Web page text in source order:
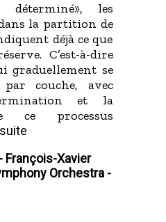
déterminé», les
la partition de
déjà ce que
C’est-à-dire
graduellement se
par couche, avec
et la
ce processus
François-Xavier
Orchestra -